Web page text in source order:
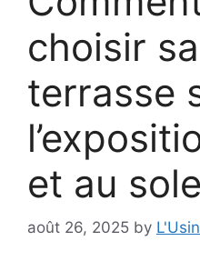
choisir
terrasse
et au
août 26, 2025 by